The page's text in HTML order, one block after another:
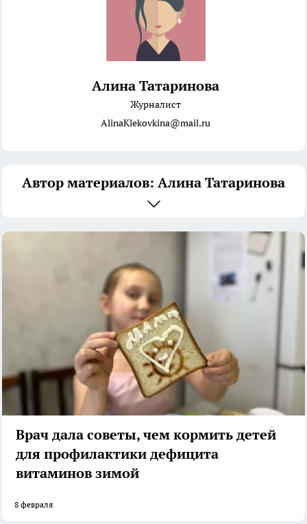
Алина Татаринова
Журналист
AlinaKlekovkina@mail.ru
Автор материалов: Алина Татаринова
Врач дала советы, чем кормить детей
для профилактики дефицита
витаминов зимой
8 февраля